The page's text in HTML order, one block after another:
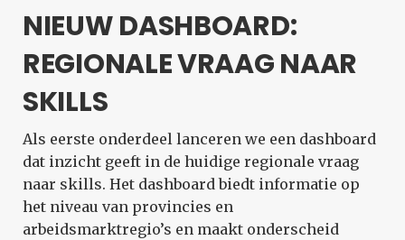
NIEUW DASHBOARD:
REGIONALE VRAAG NAAR
SKILLS
Als eerste onderdeel lanceren we een dashboard
dat inzicht geeft in de huidige regionale vraag
naar skills. Het dashboard biedt informatie op
het niveau van provincies en
arbeidsmarktregio’s en maakt onderscheid